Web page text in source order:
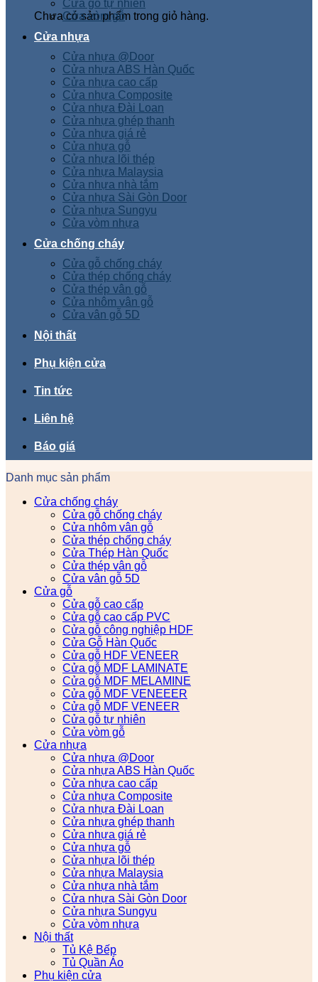
Chưa có sản phẩm trong giỏ hàng.
Cửa gỗ tự nhiên
Cửa vòm gỗ
Cửa nhựa
Cửa nhựa @Door
Cửa nhựa ABS Hàn Quốc
Cửa nhựa cao cấp
Cửa nhựa Composite
Cửa nhựa Đài Loan
Cửa nhựa ghép thanh
Cửa nhựa giá rẻ
Cửa nhựa gỗ
Cửa nhựa lõi thép
Cửa nhựa Malaysia
Cửa nhựa nhà tắm
Cửa nhựa Sài Gòn Door
Cửa nhựa Sungyu
Cửa vòm nhựa
Cửa chống cháy
Cửa gỗ chống cháy
Cửa thép chống cháy
Cửa thép vân gỗ
Cửa nhôm vân gỗ
Cửa vân gỗ 5D
Nội thất
Phụ kiện cửa
Tin tức
Liên hệ
Báo giá
Danh mục sản phẩm
Cửa chống cháy
Cửa gỗ chống cháy
Cửa nhôm vân gỗ
Cửa thép chống cháy
Cửa Thép Hàn Quốc
Cửa thép vân gỗ
Cửa vân gỗ 5D
Cửa gỗ
Cửa gỗ cao cấp
Cửa gỗ cao cấp PVC
Cửa gỗ công nghiệp HDF
Cửa Gỗ Hàn Quốc
Cửa gỗ HDF VENEER
Cửa gỗ MDF LAMINATE
Cửa gỗ MDF MELAMINE
Cửa gỗ MDF VENEEER
Cửa gỗ MDF VENEER
Cửa gỗ tự nhiên
Cửa vòm gỗ
Cửa nhựa
Cửa nhựa @Door
Cửa nhựa ABS Hàn Quốc
Cửa nhựa cao cấp
Cửa nhựa Composite
Cửa nhựa Đài Loan
Cửa nhựa ghép thanh
Cửa nhựa giá rẻ
Cửa nhựa gỗ
Cửa nhựa lõi thép
Cửa nhựa Malaysia
Cửa nhựa nhà tắm
Cửa nhựa Sài Gòn Door
Cửa nhựa Sungyu
Cửa vòm nhựa
Nội thất
Tủ Kệ Bếp
Tủ Quần Áo
Phụ kiện cửa